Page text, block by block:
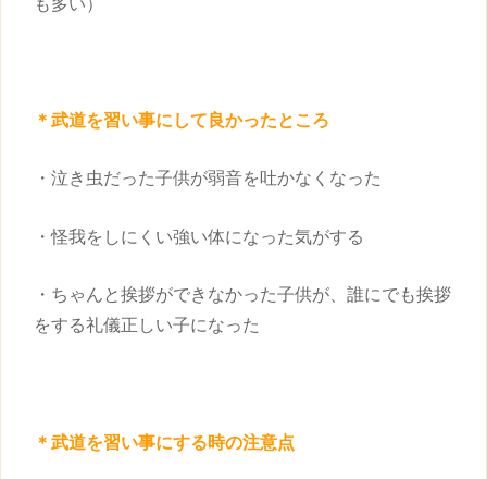
＊武道を習い事にして良かったところ
・泣き虫だった子供が弱音を吐かなくなった
・怪我をしにくい強い体になった気がする
・ちゃんと挨拶ができなかった子供が、誰にでも挨拶
をする礼儀正しい子になった
＊武道を習い事にする時の注意点